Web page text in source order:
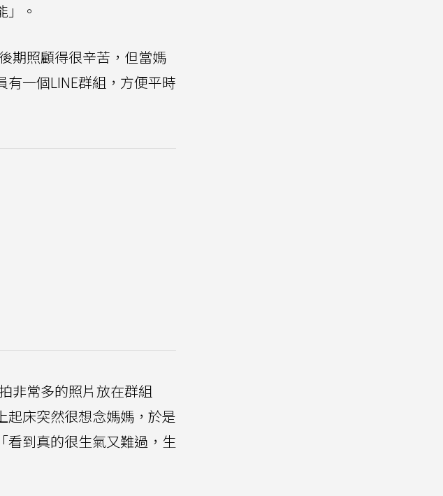
。
期照顧得很辛苦，但當媽
一個LINE群組，方便平時
非常多的照片放在群組
起床突然很想念媽媽，於是
看到真的很生氣又難過，生